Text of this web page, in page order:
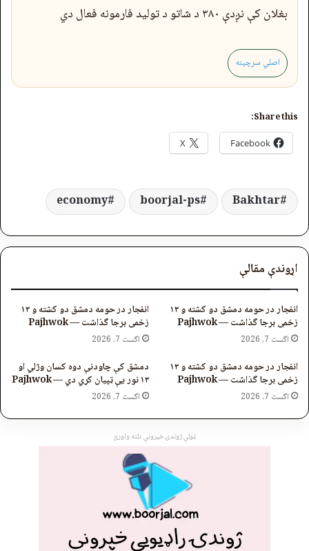
بغلان کې نږدې ۳۸۰ د شاتو د تولید فارمونه فعال دي
اصلي سرچینه
Share this:
Facebook
X
Bakhtar
boorjal-ps
economy
اړوندې مقالې
انفجار در حومه دمشق دو کشته و ۱۳
زخمی برجا گذاشت — Pajhwok
اگست 7, 2026
انفجار در حومه دمشق دو کشته و ۱۳
زخمی برجا گذاشت — Pajhwok
اگست 7, 2026
انفجار در حومه دمشق دو کشته و ۱۳
زخمی برجا گذاشت — Pajhwok
اگست 7, 2026
دمشق کې چاودنې دوه کسان وژلي او
۱۳ نور یې ټپیان کړي دي — Pajhwok
اگست 7, 2026
ټولې ژوندۍ خپرونې دلته واورئ